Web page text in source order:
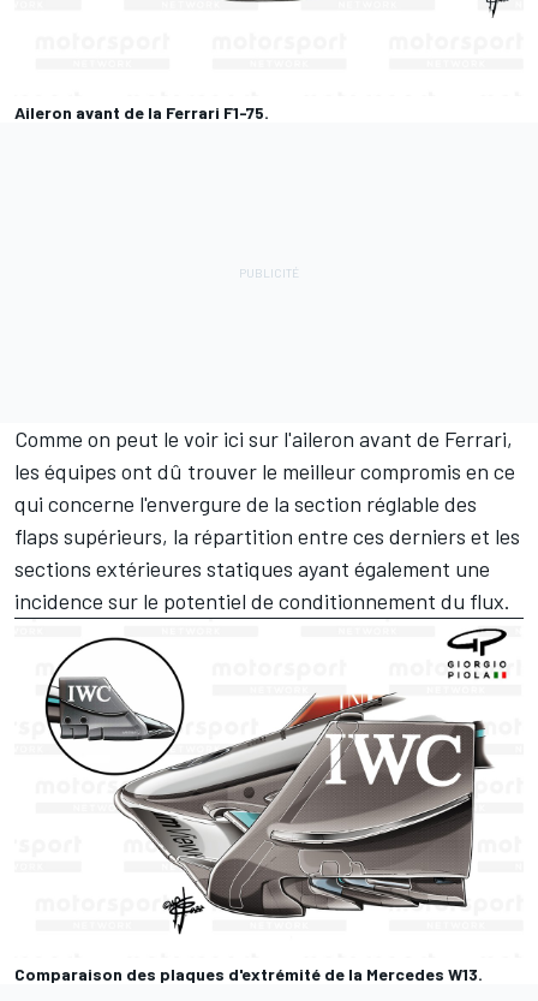
Aileron avant de la Ferrari F1-75.
Comme on peut le voir ici sur l'aileron avant de Ferrari,
les équipes ont dû trouver le meilleur compromis en ce
qui concerne l'envergure de la section réglable des
flaps supérieurs, la répartition entre ces derniers et les
sections extérieures statiques ayant également une
incidence sur le potentiel de conditionnement du flux.
Comparaison des plaques d'extrémité de la Mercedes W13.